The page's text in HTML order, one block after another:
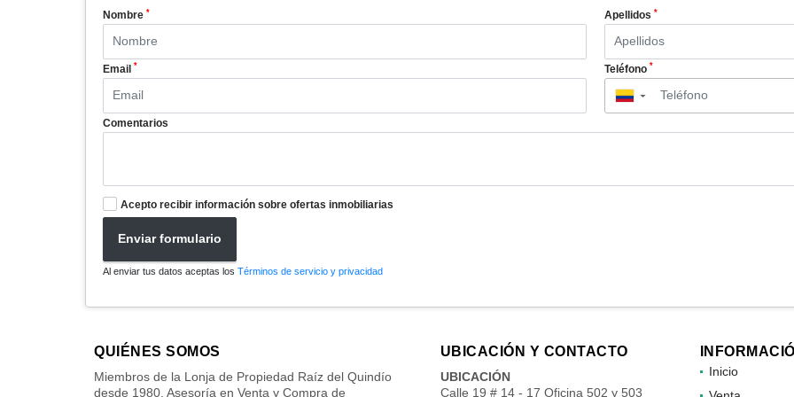
Nombre * Apellidos *
Email * Teléfono *
▼
Comentarios
Acepto recibir información sobre ofertas inmobiliarias
Enviar formulario
Al enviar tus datos aceptas los Términos de servicio y privacidad
QUIÉNES SOMOS
Miembros de la Lonja de Propiedad Raíz del Quindío
desde 1980. Asesoría en Venta y Compra de
UBICACIÓN Y CONTACTO
UBICACIÓN
Calle 19 # 14 - 17 Oficina 502 y 503
Inicio